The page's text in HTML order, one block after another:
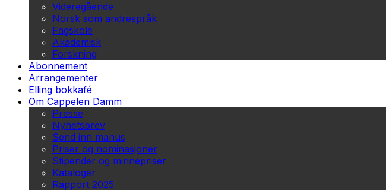
Videregående
Norsk som andrespråk
Fagskole
Akademisk
Forskning
Abonnement
Arrangementer
Elling bokkafé
Om Cappelen Damm
Presse
Nyhetsbrev
Send inn manus
Priser og nominasjoner
Stipender og minnepriser
Kataloger
Rapport 2025